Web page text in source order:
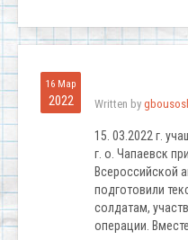
16 Мар
2022 Written by
15. 03.2022 г.
г. о. Чапаевск
Всероссийской
подготовили
солдатам,
операции.